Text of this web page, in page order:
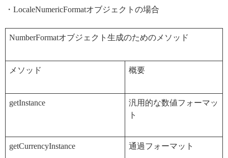
・LocaleNumericFormatオブジェクトの場合
NumberFormatオブジェクト生成のためのメソッド
メソッド 概要
getInstance
汎用的な数値フォーマッ
ト
getCurrencyInstance 通過フォーマット